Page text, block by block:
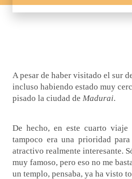
A pesar de haber visitado el sur
incluso habiendo estado muy
pisado la ciudad de Madurai.
De hecho, en este cuarto
tampoco era una prioridad
atractivo realmente interesante.
muy famoso, pero eso no me
un templo, pensaba, ya ha visto